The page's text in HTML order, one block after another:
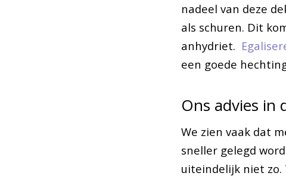
nadeel van deze
als schuren. Dit
anhydriet.
een goede
Ons advies in
We zien vaak dat
sneller gelegd
uiteindelijk niet zo.